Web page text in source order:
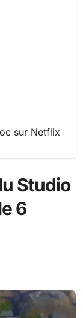
sur Netflix
Studio
6